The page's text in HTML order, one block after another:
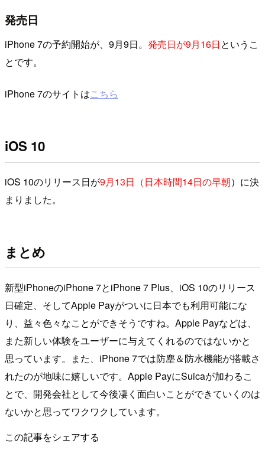
発売日
iPhone 7の予約開始が、9月9日。 発売日が9月16日というこ
とです。
iPhone 7のサイトはこちら
iOS 10
iOS 10のリリース日が9月13日（日本時間14日の早朝）に決
まりました。
まとめ
新型iPhoneのiPhone 7とiPhone 7 Plus、iOS 10のリリース
日確定、そしてApple Payがついに日本でも利用可能にな
り、益々色々なことができそうですね。Apple Payなどは、
また新しい体験をユーザーに与えてくれるのではないかと
思っています。また、iPhone 7では防塵＆防水機能が搭載さ
れたのが地味に嬉しいです。Apple PayにSuicaが加わるこ
とで、開発会社として今後凄く面白いことができていくのは
ないかと思ってワクワクしています。
この記事をシェアする